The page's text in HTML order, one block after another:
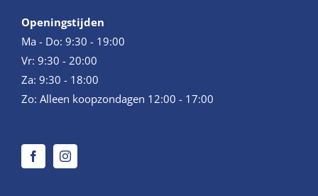
Openingstijden
Ma - Do: 9:30 - 19:00
Vr: 9:30 - 20:00
Za: 9:30 - 18:00
Zo: Alleen koopzondagen 12:00 - 17:00